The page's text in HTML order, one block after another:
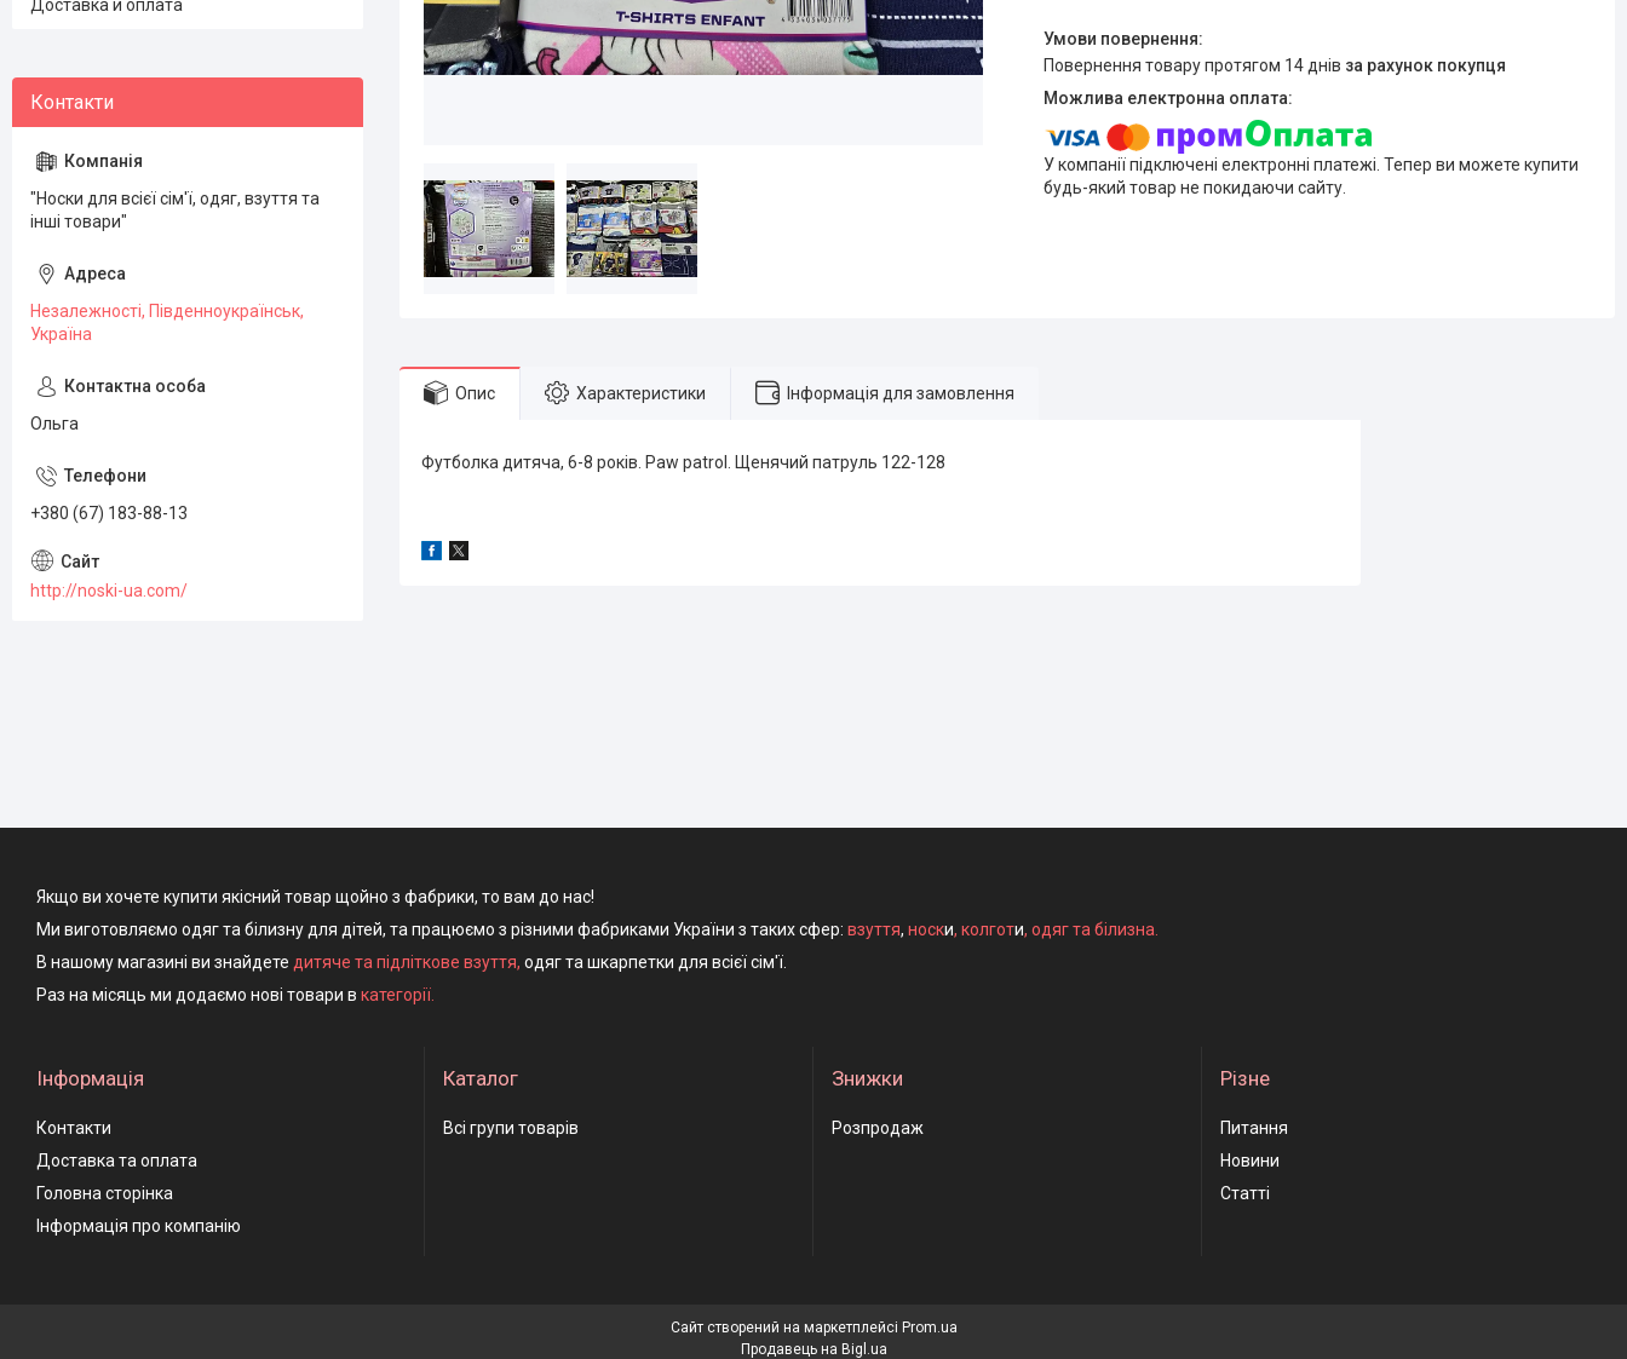
повернення товару протягом 14 днів за рахунок покупця
У компанії підключені електронні платежі. Тепер ви можете купити
будь-який товар не покидаючи сайту.
Опис Характеристики Інформація для замовлення
Футболка дитяча, 6-8 років. Paw patrol. Щенячий патруль 122-128
Доставка и оплата
"Носки для всієї сім'ї, одяг, взуття та
інші товари"
Незалежності, Південноукраїнськ,
Україна
Ольга
+380 (67) 183-88-13
http://noski-ua.com/
Якщо ви хочете купити якісний товар щойно з фабрики, то вам до нас!
Ми виготовляємо одяг та білизну для дітей, та працюємо з різними фабриками України з таких сфер: взуття, носки, колготи, одяг та білизна.
В нашому магазині ви знайдете дитяче та підліткове взуття, одяг та шкарпетки для всієї сім'ї.
Раз на місяць ми додаємо нові товари в категорії.
Інформація
Контакти
Доставка та оплата
Головна сторінка
Інформація про компанію
Каталог
Всі групи товарів
Знижки
Розпродаж
Різне
Питання
Новини
Статті
Сайт створений на маркетплейсі Prom.ua
Продавець на Bigl.ua